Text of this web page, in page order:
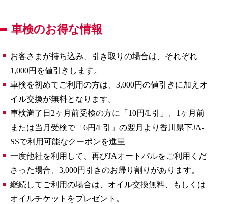
車検のお得な情報
お客さまが持ち込み、引き取りの場合は、それぞれ
1,000円を値引きします。
車検を初めてご利用の方は、3,000円の値引きに加えオ
イル交換が無料となります。
車検満了日2ヶ月前受検の方に「10円/L引」、1ヶ月前
または当月受検で「6円/L引」の翌月より香川県下JA-
SSで利用可能なクーポンを進呈
一度他社を利用して、再びJAオートパルをご利用くだ
さった場合、3,000円引きのお帰り割りがあります。
継続してご利用の場合は、オイル交換無料、もしくは
オイルチケットをプレゼント。